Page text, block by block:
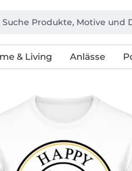
& Living Anlässe